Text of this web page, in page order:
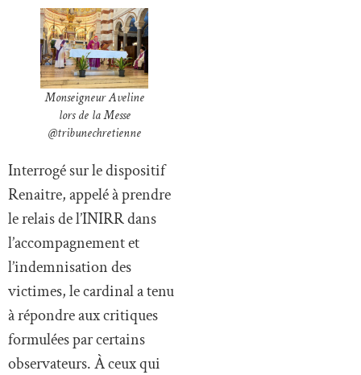
Monseigneur Aveline
lors de la Messe
@tribunechretienne
Interrogé sur le dispositif
Renaitre, appelé à prendre
le relais de l’INIRR dans
l’accompagnement et
l’indemnisation des
victimes, le cardinal a tenu
à répondre aux critiques
formulées par certains
observateurs. À ceux qui